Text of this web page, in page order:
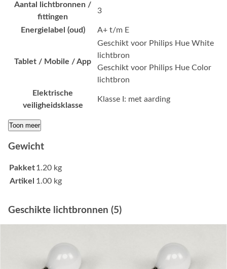
Aantal lichtbronnen /
fittingen
3
Energielabel (oud) A+ t/m E
Tablet / Mobile / App
Geschikt voor Philips Hue White
lichtbron
Geschikt voor Philips Hue Color
lichtbron
Elektrische
veiligheidsklasse
Klasse I: met aarding
Toon meer
Gewicht
Pakket1.20 kg
Artikel 1.00 kg
Geschikte lichtbronnen (5)